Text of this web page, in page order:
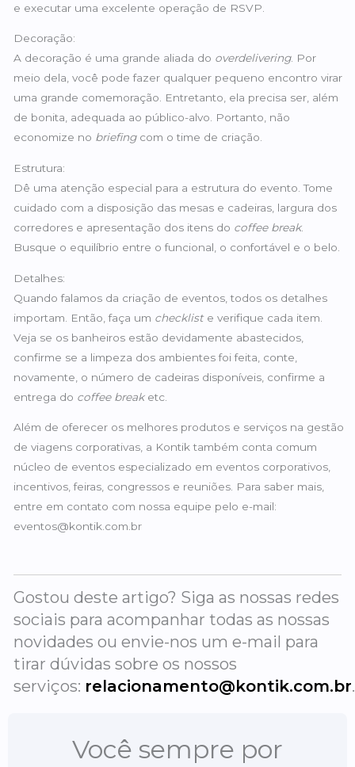
e executar uma excelente operação de RSVP.
Decoração:
A decoração é uma grande aliada do overdelivering. Por
meio dela, você pode fazer qualquer pequeno encontro virar
uma grande comemoração. Entretanto, ela precisa ser, além
de bonita, adequada ao público-alvo. Portanto, não
economize no briefingcom o time de criação.
Estrutura:
Dê uma atenção especial para a estrutura do evento. Tome
cuidado com a disposição das mesas e cadeiras, largura dos
corredores e apresentação dos itens do coffee break.
Busque o equilíbrio entre o funcional, o confortável e o belo.
Detalhes:
Quando falamos da criação de eventos, todos os detalhes
importam. Então, faça um checkliste verifique cada item.
Veja se os banheiros estão devidamente abastecidos,
confirme se a limpeza dos ambientes foi feita, conte,
novamente, o número de cadeiras disponíveis, confirme a
entrega do coffee breaketc.
Além de oferecer os melhores produtos e serviços na gestão
de viagens corporativas, a Kontik também conta comum
núcleo de eventos especializado em eventos corporativos,
incentivos, feiras, congressos e reuniões. Para saber mais,
entre em contato com nossa equipe pelo e-mail:
eventos@kontik.com.br
Gostou deste artigo? Siga as nossas redes
sociais para acompanhar todas as nossas
novidades ou envie-nos um e-mail para
tirar dúvidas sobre os nossos
serviços: relacionamento@kontik.com.br.
Você sempre por